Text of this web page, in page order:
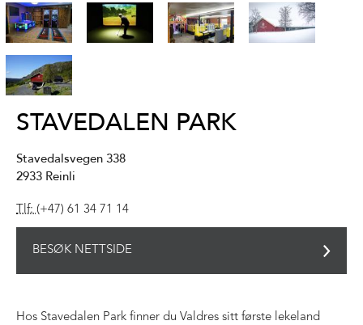
STAVEDALEN PARK
Stavedalsvegen 338
2933 Reinli
Tlf:(+47) 61 34 71 14
BESØK NETTSIDE
Hos Stavedalen Park finner du Valdres sitt første lekeland